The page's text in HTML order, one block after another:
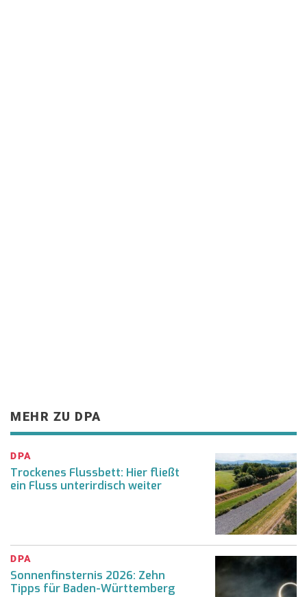
MEHR ZU DPA
DPA
Trockenes Flussbett: Hier fließt
ein Fluss unterirdisch weiter
DPA
Sonnenfinsternis 2026: Zehn
Tipps für Baden-Württemberg